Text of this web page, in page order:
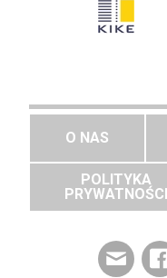
O NAS
POLITYKA
PRYWATNOŚCI